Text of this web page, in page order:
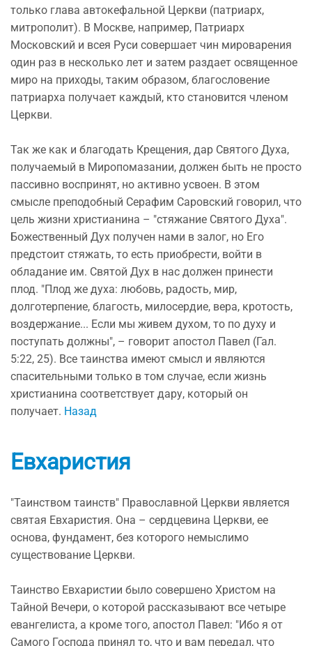
только глава автокефальной Церкви (патриарх,
митрополит). В Москве, например, Патриарх
Московский и всея Руси совершает чин мироварения
один раз в несколько лет и затем раздает освященное
миро на приходы, таким образом, благословение
патриарха получает каждый, кто становится членом
Церкви.
Так же как и благодать Крещения, дар Святого Духа,
получаемый в Миропомазании, должен быть не просто
пассивно воспринят, но активно усвоен. В этом
смысле преподобный Серафим Саровский говорил, что
цель жизни христианина – "стяжание Святого Духа".
Божественный Дух получен нами в залог, но Его
предстоит стяжать, то есть приобрести, войти в
обладание им. Святой Дух в нас должен принести
плод. "Плод же духа: любовь, радость, мир,
долготерпение, благость, милосердие, вера, кротость,
воздержание... Если мы живем духом, то по духу и
поступать должны", – говорит апостол Павел (Гал.
5:22, 25). Все таинства имеют смысл и являются
спасительными только в том случае, если жизнь
христианина соответствует дару, который он
получает. Назад
Евхаристия
"Таинством таинств" Православной Церкви является
святая Евхаристия. Она – сердцевина Церкви, ее
основа, фундамент, без которого немыслимо
существование Церкви.
Таинство Евхаристии было совершено Христом на
Тайной Вечери, о которой рассказывают все четыре
евангелиста, а кроме того, апостол Павел: "Ибо я от
Самого Господа принял то, что и вам передал, что